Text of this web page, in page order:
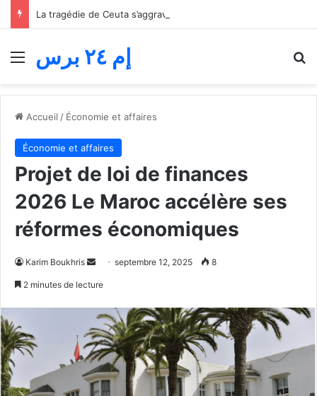
Menu إم ٢٤ برس
Accueil / Économie et affaires
Économie et affaires
Projet de loi de finances
2026 Le Maroc accélère ses
réformes économiques
Karim Boukhris
Envoyerseptembre 12, 2025 8
2 minutes de lecture